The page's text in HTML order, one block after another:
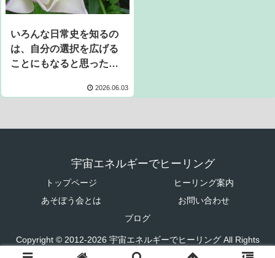
いろんな日常史を知るの
は、自分の選択を広げる
ことにもなると思った次
2026.06.03
宇宙エネルギーでヒーリング
トップページ
ヒーリング案内
あそぼう会とは
お問い合わせ
ブログ
Copyright © 2012-2026 宇宙エネルギーでヒーリング All Rights
Reserved.